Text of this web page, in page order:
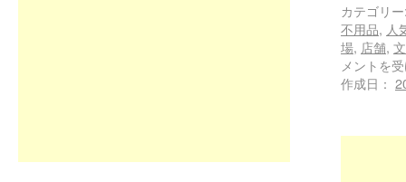
カテゴリ
不用品, 人
場, 店舗,
メントを
作成日：